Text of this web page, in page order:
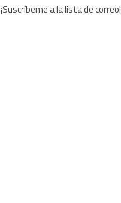
¡Suscríbeme a la lista de correo!